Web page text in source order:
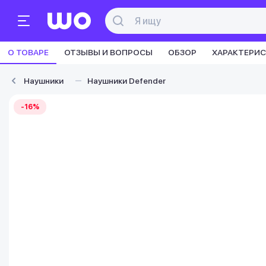
О ТОВАРЕ ОТЗЫВЫ И ВОПРОСЫ ОБЗОР
Наушники Наушники Defender
-16%